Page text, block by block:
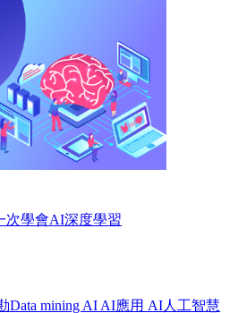
次學會AI深度學習
Data mining AI AI應用 AI人工智慧